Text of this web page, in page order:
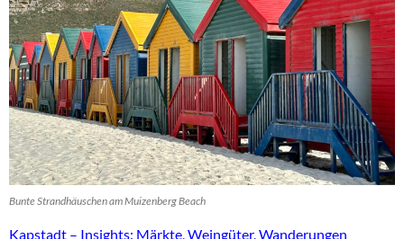
Bunte Strandhäuschen am Muizenberg Beach
Kapstadt – Insights: Märkte, Weingüter, Wanderungen